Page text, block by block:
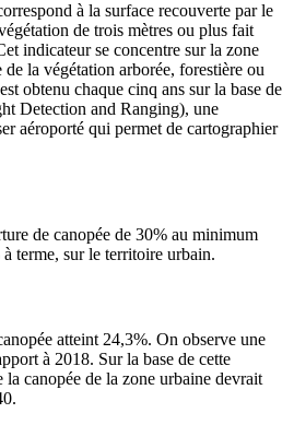
à la surface recouverte par le
de trois mètres ou plus fait
indicateur se concentre sur la zone
la végétation arborée, forestière ou
obtenu chaque cinq ans sur la base de
Detection and Ranging), une
aéroporté qui permet de cartographier
de canopée de 30% au minimum
terme, sur le territoire urbain.
atteint 24,3%. On observe une
à 2018. Sur la base de cette
la canopée de la zone urbaine devrait